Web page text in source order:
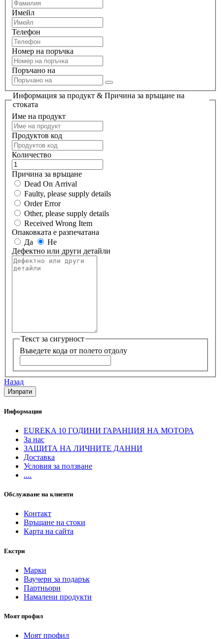
Имейл
Телефон
Номер на поръчка
Поръчано на
Информация за продукт & Причина за връщане на
стоката
Име на продукт
Продуктов код
Количество
Причина за връщане
Dead On Arrival
Faulty, please supply details
Order Error
Other, please supply details
Received Wrong Item
Опаковката е разпечатана
Да
Не
Дефектно или други детайли
Текст за сигурност
Въведете кода от полето отдолу
Назад
Информация
EUREKA 10 ГОДИНИ ГАРАНЦИЯ НА МОТОРА
За нас
ЗАЩИТА НА ЛИЧНИТЕ ДАННИ
Доставка
Условия за ползване
....
Обслужване на клиенти
Контакт
Връщане на стоки
Карта на сайта
Екстри
Марки
Ваучери за подарък
Партньори
Намалени продукти
Моят профил
Моят профил